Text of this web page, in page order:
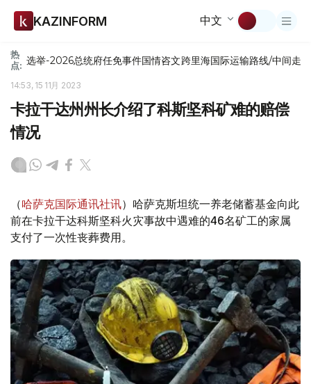
KAZINFORM 中文
热
点: 选举-2026总统府任免事件国情咨文跨里海国际运输路线/中间走廊
14:53, 15 11月 2023
卡拉干达州州长介绍了科斯坚科矿难的赔偿
情况
（哈萨克国际通讯社讯）哈萨克斯坦统一养老储蓄基金向此
前在卡拉干达科斯坚科火灾事故中遇难的46名矿工的家属
支付了一次性丧葬费用。